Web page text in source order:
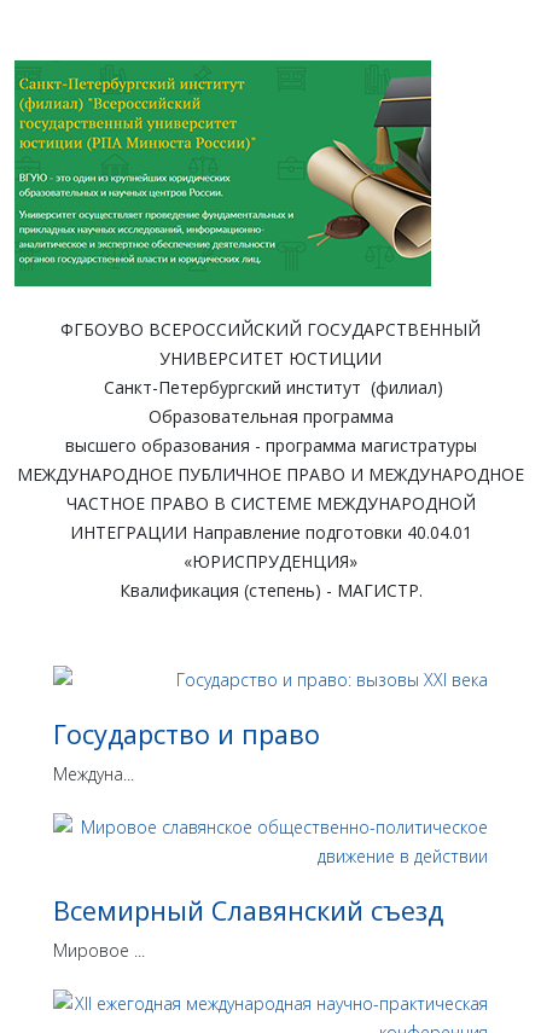
ФГБОУВО ВСЕРОССИЙСКИЙ ГОСУДАРСТВЕННЫЙ
УНИВЕРСИТЕТ ЮСТИЦИИ
Санкт-Петербургский институт (филиал)
Образовательная программа
высшего образования - программа магистратуры
МЕЖДУНАРОДНОЕ ПУБЛИЧНОЕ ПРАВО И МЕЖДУНАРОДНОЕ
ЧАСТНОЕ ПРАВО В СИСТЕМЕ МЕЖДУНАРОДНОЙ
ИНТЕГРАЦИИ Направление подготовки 40.04.01
«ЮРИСПРУДЕНЦИЯ»
Квалификация (степень) - МАГИСТР.
Государство и право
Междуна...
Всемирный Славянский съезд
Мировое ...